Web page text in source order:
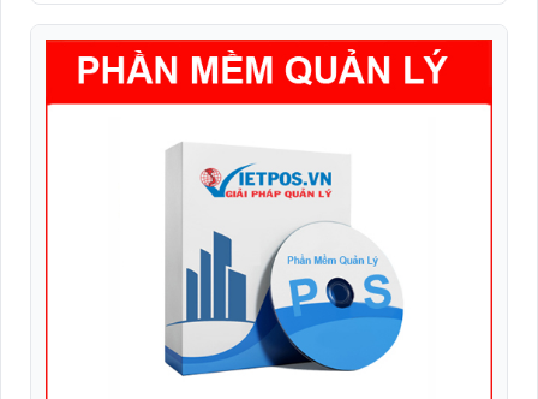
Nhãn giá điện tử
Nhãn Linerless không lót (Eco-friendly)
Nhãn Shipping vận chuyển quốc tế (DHL/UPS/FedEx)
Nhãn y tế dược phẩm (Blood tube, Medicine label)
Nhận dạng sinh trắc học
Mô hình quản lý bán lẻ